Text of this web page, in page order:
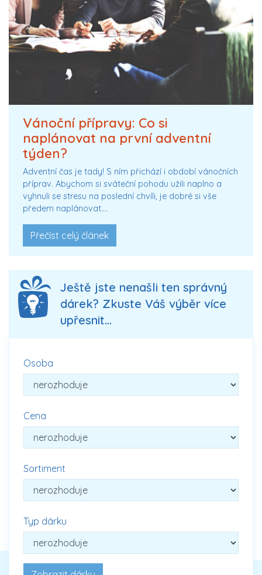
Vánoční přípravy: Co si
naplánovat na první adventní
týden?
Adventní čas je tady! S ním přichází i období vánočních
příprav. Abychom si sváteční pohodu užili naplno a
vyhnuli se stresu na poslední chvíli, je dobré si vše
předem naplánovat.…
Přečíst celý článek
Ještě jste nenašli ten správný
dárek? Zkuste Váš výběr více
upřesnit...
Osoba
Cena
Sortiment
Typ dárku